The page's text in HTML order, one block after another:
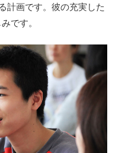
計画です。彼の充実した
です。